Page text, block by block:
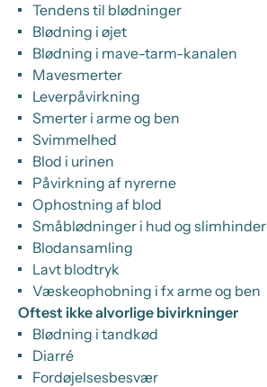
Tendens til blødninger
Blødning i øjet
Blødning i mave-tarm-kanalen
Mavesmerter
Leverpåvirkning
Smerter i arme og ben
Svimmelhed
Blod i urinen
Påvirkning af nyrerne
Ophostning af blod
Småblødninger i hud og slimhinder
Blodansamling
Lavt blodtryk
Væskeophobning i fx arme og ben
Oftest ikke alvorlige bivirkninger
Blødning i tandkød
Diarré
Fordøjelsesbesvær